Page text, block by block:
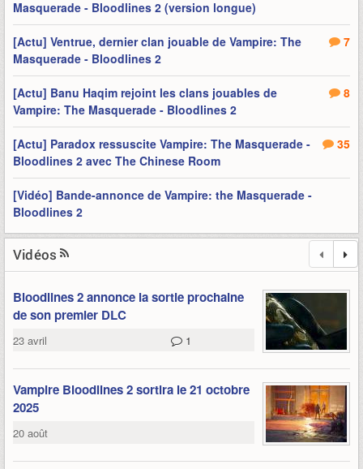
Masquerade - Bloodlines 2 (version longue)
7
[Actu] Ventrue, dernier clan jouable de Vampire: The
Masquerade - Bloodlines 2
8
[Actu] Banu Haqim rejoint les clans jouables de
Vampire: The Masquerade - Bloodlines 2
35
[Actu] Paradox ressuscite Vampire: The Masquerade -
Bloodlines 2 avec The Chinese Room
[Vidéo] Bande-annonce de Vampire: the Masquerade -
Bloodlines 2
Vidéos
Bloodlines 2 annonce la sortie prochaine
de son premier DLC
23 avril 1
Vampire Bloodlines 2 sortira le 21 octobre
2025
20 août